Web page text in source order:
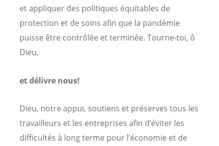
et appliquer des politiques équitables de
protection et de soins afin que la pandémie
puisse être contrôlée et terminée. Tourne-toi, ô
Dieu,
et délivre nous!
Dieu, notre appui, soutiens et préserves tous les
travailleurs et les entreprises afin d’éviter les
difficultés à long terme pour l’économie et de